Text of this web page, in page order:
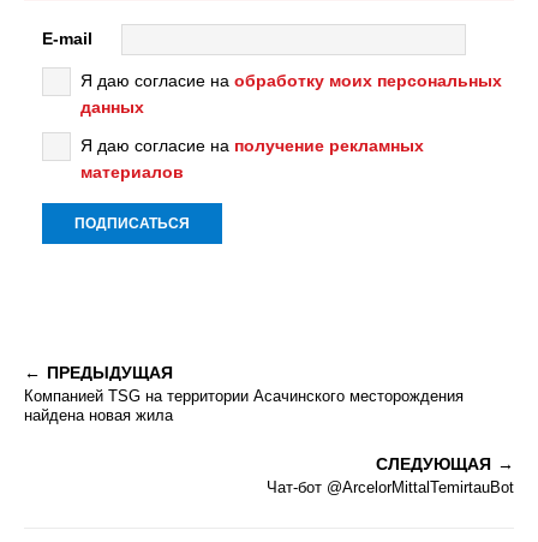
E-mail
Я даю согласие на обработку моих персональных
данных
Я даю согласие на получение рекламных
материалов
ПРЕДЫДУЩАЯ
Компанией TSG на территории Асачинского месторождения
найдена новая жила
СЛЕДУЮЩАЯ
Чат-бот @ArcelorMittalTemirtauBot